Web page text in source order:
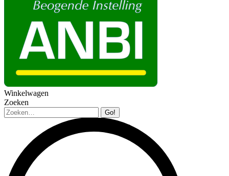
Winkelwagen
Zoeken
Zoeken: